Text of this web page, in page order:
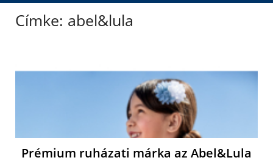
Címke: abel&lula
Prémium ruházati márka az Abel&Lula